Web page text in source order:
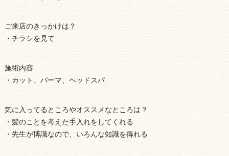
ご来店のきっかけは？
・チラシを見て
施術内容
・カット、パーマ、ヘッドスパ
気に入ってるところやオススメなところは？
・髪のことを考えた手入れをしてくれる
・先生が博識なので、いろんな知識を得れる